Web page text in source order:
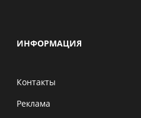
ИНФОРМАЦИЯ
Контакты
Реклама